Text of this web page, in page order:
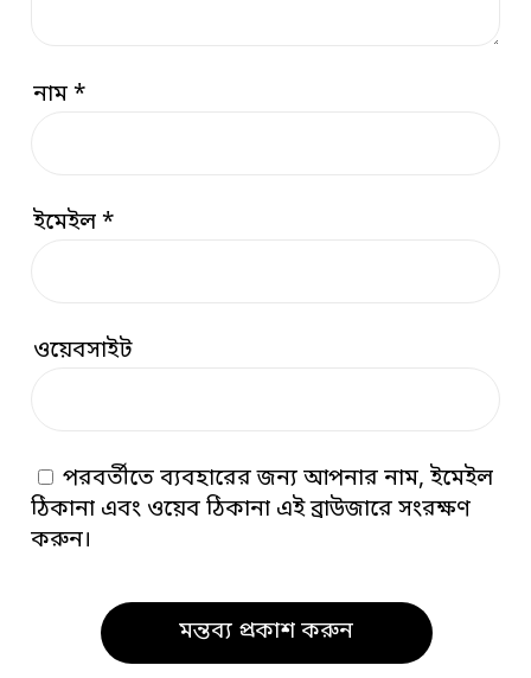
নাম*
ইমেইল*
ওয়েবসাইট
পরবর্তীতে ব্যবহারের জন্য আপনার নাম, ইমেইল
ঠিকানা এবং ওয়েব ঠিকানা এই ব্রাউজারে সংরক্ষণ
করুন।